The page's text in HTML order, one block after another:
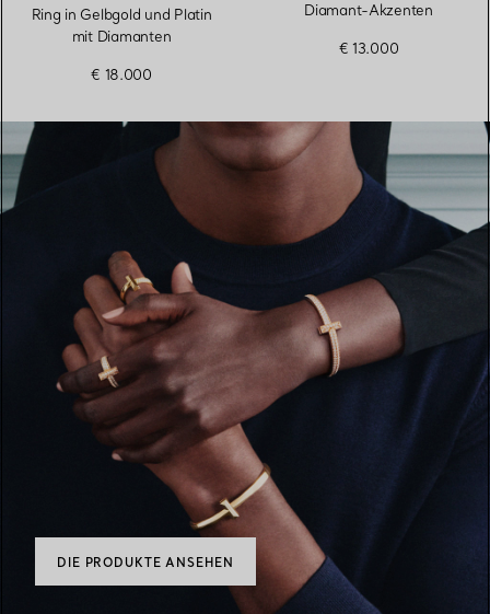
Ring in Gelbgold und Platin
mit Diamanten
€ 18.000
Diamant-Akzenten
€ 13.000
DIE PRODUKTE ANSEHEN